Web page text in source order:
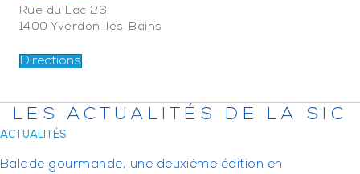
Rue du Lac 26,
1400 Yverdon-les-Bains
Directions
LES ACTUALITÉS DE LA SIC
ACTUALITÉS
Balade gourmande, une deuxième édition en